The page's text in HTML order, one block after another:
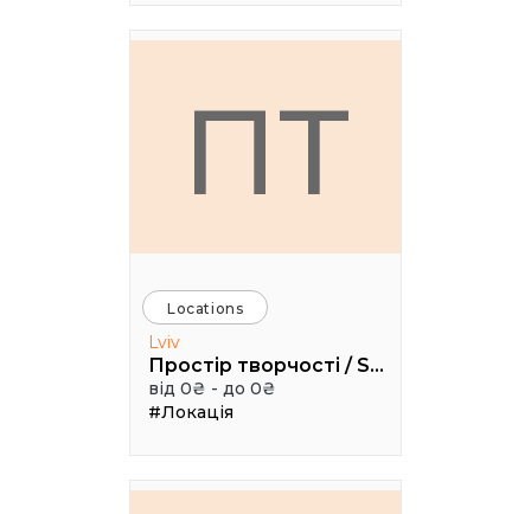
ПТ
Locations
Lviv
Простір творчості / Space creativity
від 0₴ - до 0₴
#Локація